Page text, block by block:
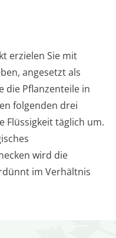
erzielen Sie mit
angesetzt als
die Pflanzenteile in
folgenden drei
Flüssigkeit täglich um.
wird die
im Verhältnis